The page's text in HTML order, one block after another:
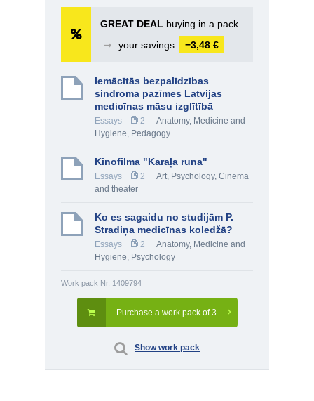
GREAT DEAL buying in a pack
➞
your savings −3,48 €
Iemācītās bezpalīdzības
sindroma pazīmes Latvijas
medicīnas māsu izglītībā
Essays 2
Anatomy, Medicine and
Hygiene, Pedagogy
Kinofilma "Karaļa runa"
Essays 2 Art, Psychology, Cinema
and theater
Ko es sagaidu no studijām P.
Stradiņa medicīnas koledžā?
Essays 2
Anatomy, Medicine and
Hygiene, Psychology
Work pack Nr. 1409794
Purchase a work pack of 3
Show work pack